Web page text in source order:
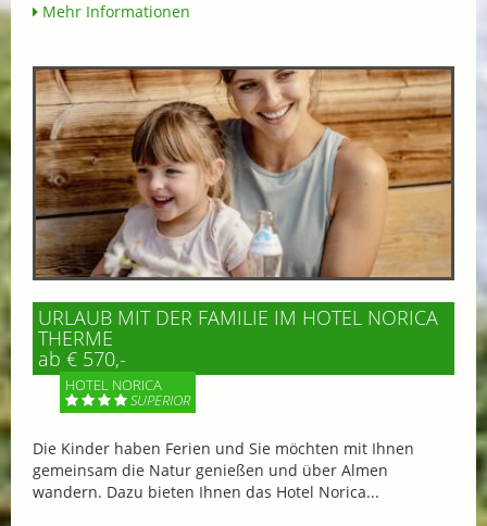
Mehr Informationen
URLAUB MIT DER FAMILIE IM HOTEL NORICA
THERME
ab € 570,-
HOTEL NORICA
SUPERIOR
Die Kinder haben Ferien und Sie möchten mit Ihnen
gemeinsam die Natur genießen und über Almen
wandern. Dazu bieten Ihnen das Hotel Norica...